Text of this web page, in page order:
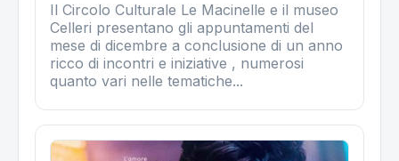
Il Circolo Culturale Le Macinelle e il museo
Celleri presentano gli appuntamenti del
mese di dicembre a conclusione di un anno
ricco di incontri e iniziative , numerosi
quanto vari nelle tematiche...